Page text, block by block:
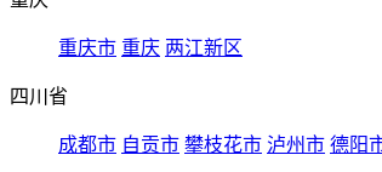
重庆市 重庆 两江新区
四川省
成都市 自贡市 攀枝花市 泸州市 德阳